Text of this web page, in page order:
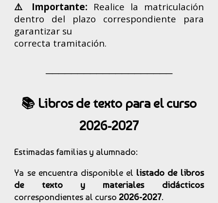
⚠️ Importante: Realice la matriculación
dentro del plazo correspondiente para
garantizar su
correcta tramitación.
────────────────────
📚 Libros de texto para el curso
2026-2027
Estimadas familias y alumnado:
Ya se encuentra disponible el listado de libros
de texto y materiales didácticos
correspondientes al curso 2026-2027.